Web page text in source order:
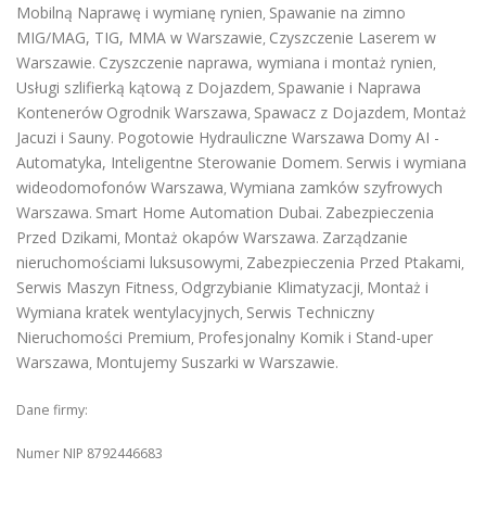
Mobilną Naprawę i wymianę rynien, Spawanie na zimno
MIG/MAG, TIG, MMA w Warszawie, Czyszczenie Laserem w
Warszawie. Czyszczenie naprawa, wymiana i montaż rynien,
Usługi szlifierką kątową z Dojazdem, Spawanie i Naprawa
Kontenerów Ogrodnik Warszawa, Spawacz z Dojazdem, Montaż
Jacuzi i Sauny. Pogotowie Hydrauliczne Warszawa Domy AI -
Automatyka, Inteligentne Sterowanie Domem. Serwis i wymiana
wideodomofonów Warszawa, Wymiana zamków szyfrowych
Warszawa. Smart Home Automation Dubai. Zabezpieczenia
Przed Dzikami, Montaż okapów Warszawa. Zarządzanie
nieruchomościami luksusowymi, Zabezpieczenia Przed Ptakami,
Serwis Maszyn Fitness, Odgrzybianie Klimatyzacji, Montaż i
Wymiana kratek wentylacyjnych, Serwis Techniczny
Nieruchomości Premium, Profesjonalny Komik i Stand-uper
Warszawa, Montujemy Suszarki w Warszawie.
Dane firmy:
Numer NIP 8792446683